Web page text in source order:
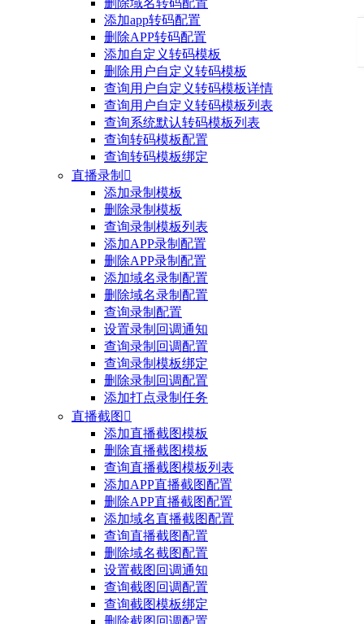
添加app转码配置
删除APP转码配置
添加自定义转码模板
删除用户自定义转码模板
查询用户自定义转码模板详情
查询用户自定义转码模板列表
查询系统默认转码模板列表
查询转码模板配置
查询转码模板绑定
直播录制 
添加录制模板
删除录制模板
查询录制模板列表
添加APP录制配置
删除APP录制配置
添加域名录制配置
删除域名录制配置
查询录制配置
设置录制回调通知
查询录制回调配置
查询录制模板绑定
删除录制回调配置
添加打点录制任务
直播截图 
添加直播截图模板
删除直播截图模板
查询直播截图模板列表
添加APP直播截图配置
删除APP直播截图配置
添加域名直播截图配置
查询直播截图配置
删除域名截图配置
设置截图回调通知
查询截图回调配置
查询截图模板绑定
删除截图回调配置